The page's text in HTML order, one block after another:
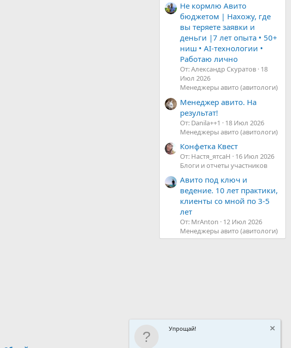
Не кормлю Авито
бюджетом | Нахожу, где
вы теряете заявки и
деньги |7 лет опыта • 50+
ниш • AI-технологии •
Работаю лично
От: Александр Скуратов 18
Июл 2026
Менеджеры авито (авитологи)
Менеджер авито. На
результат!
От: Danila++1
18 Июл 2026
Менеджеры авито (авитологи)
Конфетка Квест
От: Настя_ятсаН
16 Июл 2026
Блоги и отчеты участников
Авито под ключ и
ведение. 10 лет практики,
клиенты со мной по 3-5
лет
От: MrAnton
12 Июл 2026
Менеджеры авито (авитологи)
Упрощай!